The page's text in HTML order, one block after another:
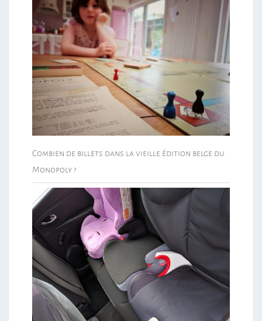
Combien de billets dans la vieille édition belge du
Monopoly ?